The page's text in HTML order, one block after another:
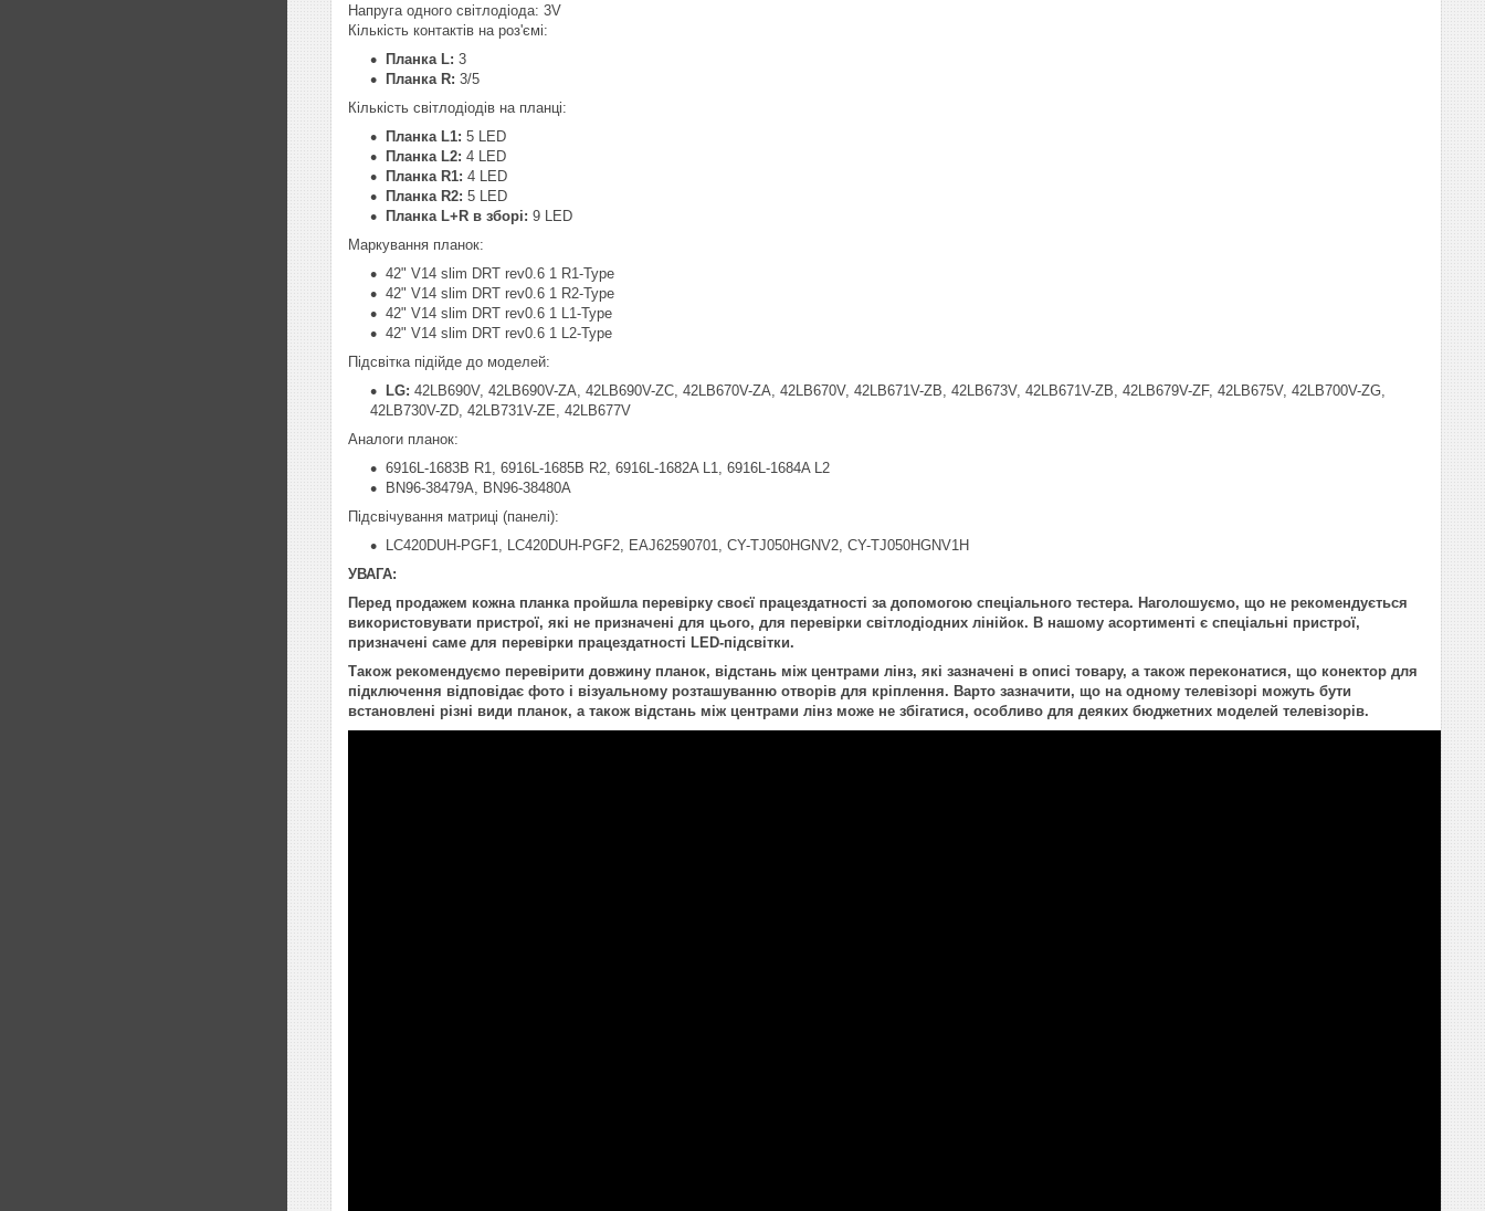
Напруга одного світлодіода: 3V
Кількість контактів на роз'ємі:
Планка L: 3
Планка R: 3/5
Кількість світлодіодів на планці:
Планка L1: 5 LED
Планка L2: 4 LED
Планка R1: 4 LED
Планка R2: 5 LED
Планка L+R в зборі: 9 LED
Маркування планок:
42" V14 slim DRT rev0.6 1 R1-Type
42" V14 slim DRT rev0.6 1 R2-Type
42" V14 slim DRT rev0.6 1 L1-Type
42" V14 slim DRT rev0.6 1 L2-Type
Підсвітка підійде до моделей:
LG: 42LB690V, 42LB690V-ZA, 42LB690V-ZC, 42LB670V-ZA, 42LB670V, 42LB671V-ZB, 42LB673V, 42LB671V-ZB, 42LB679V-ZF, 42LB675V, 42LB700V-ZG,
42LB730V-ZD, 42LB731V-ZE, 42LB677V
Аналоги планок:
6916L-1683B R1, 6916L-1685B R2, 6916L-1682A L1, 6916L-1684A L2
BN96-38479A, BN96-38480A
Підсвічування матриці (панелі):
LC420DUH-PGF1, LC420DUH-PGF2, EAJ62590701, CY-TJ050HGNV2, CY-TJ050HGNV1H
УВАГА:
Перед продажем кожна планка пройшла перевірку своєї працездатності за допомогою спеціального тестера. Наголошуємо, що не рекомендується
використовувати пристрої, які не призначені для цього, для перевірки світлодіодних лінійок. В нашому асортименті є спеціальні пристрої,
призначені саме для перевірки працездатності LED-підсвітки.
Також рекомендуємо перевірити довжину планок, відстань між центрами лінз, які зазначені в описі товару, а також переконатися, що конектор для
підключення відповідає фото і візуальному розташуванню отворів для кріплення. Варто зазначити, що на одному телевізорі можуть бути
встановлені різні види планок, а також відстань між центрами лінз може не збігатися, особливо для деяких бюджетних моделей телевізорів.